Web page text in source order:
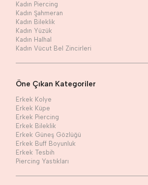
Kadın Piercing
Kadın Şahmeran
Kadın Bileklik
Kadın Yüzük
Kadın Halhal
Kadın Vücut Bel Zincirleri
Öne Çıkan Kategoriler
Erkek Kolye
Erkek Küpe
Erkek Piercing
Erkek Bileklik
Erkek Güneş Gözlüğü
Erkek Buff Boyunluk
Erkek Tesbih
Piercing Yastıkları